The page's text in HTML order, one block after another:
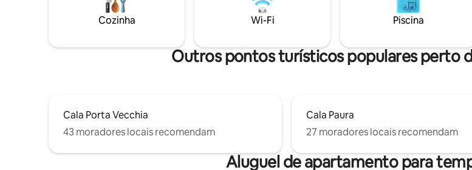
Cozinha Wi-Fi Piscina
Outros pontos turísticos populares perto
Cala Porta Vecchia
43 moradores locais recomendam
Cala Paura
27 moradores locais recomendam
Aluguel de apartamento para